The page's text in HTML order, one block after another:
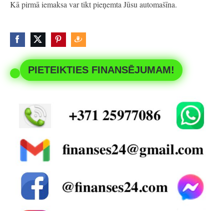
PIETEIKTIES FINANSĒJUMAM!
Kā pirmā iemaksa var tikt pieņemta Jūsu automašīna.